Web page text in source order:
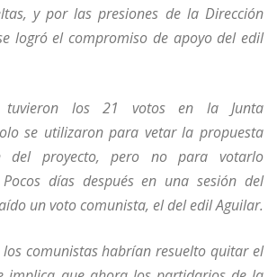
y por las presiones de la Dirección
logró el compromiso de apoyo del edil
los 21 votos en la Junta
se utilizaron para vetar la propuesta
del proyecto, pero no para votarlo
días después en una sesión del
un voto comunista, el del edil Aguilar.
los comunistas habrían resuelto quitar el